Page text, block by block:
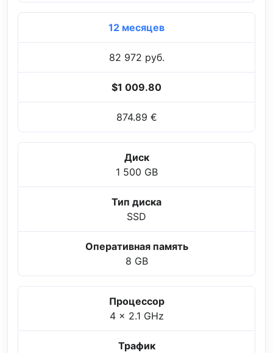
12 месяцев
82 972 руб.
$1 009.80
874.89 €
Диск
1 500 GB
Тип диска
SSD
Оперативная память
8 GB
Процессор
4 x 2.1 GHz
Трафик